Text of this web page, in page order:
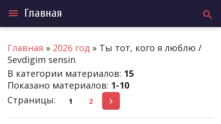
menu Главная search
Главная » 2026 год » Ты тот, кого я люблю /
Sevdigim sensin
В категории материалов: 15
Показано материалов: 1-10
Страницы: 1 2